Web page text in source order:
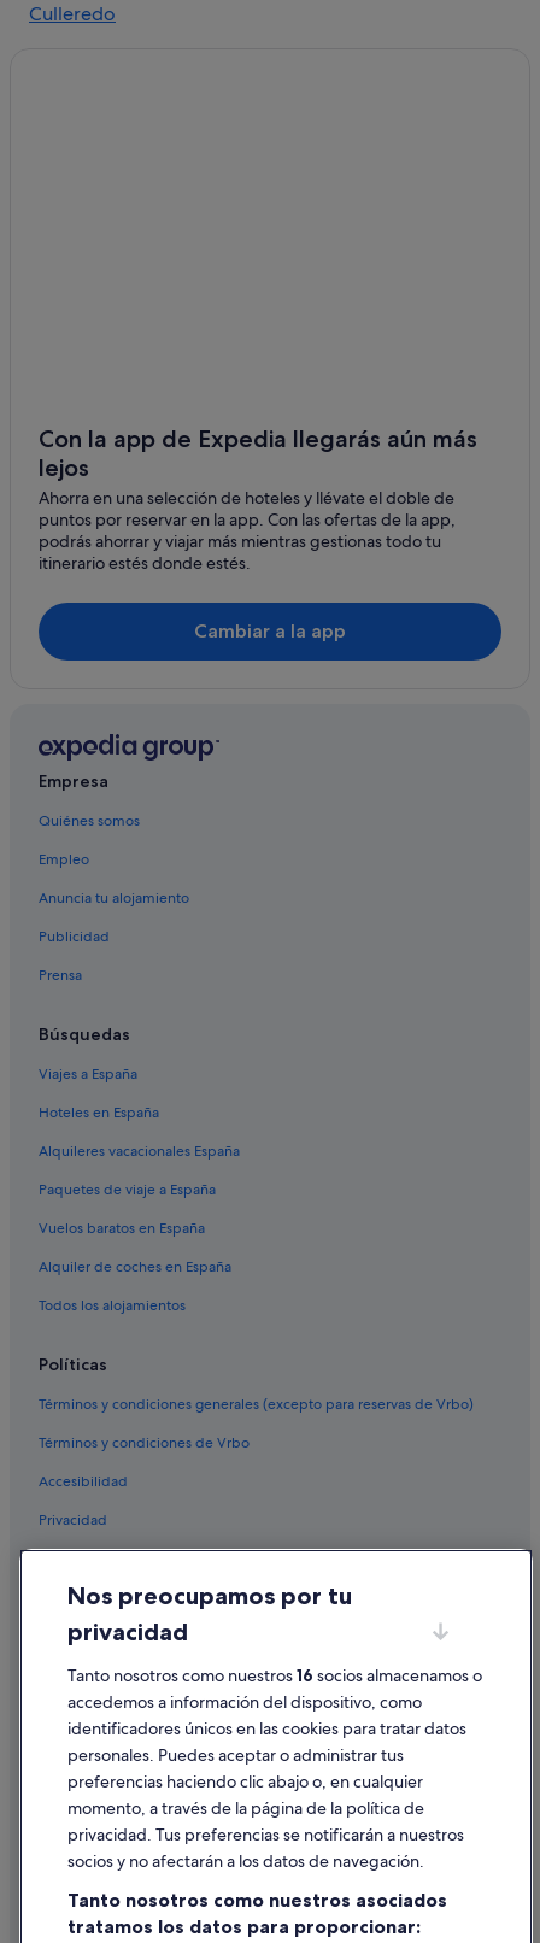
B&B en Oleiros
Chalets en Oleiros
Hoteles de 4 estrellas en Oleiros
Apartamentos en Dorneda
Campings de caravanas en Oleiros
Casas rurales en Maianca
Hoteles con gimnasio en Oleiros
Residences en Oleiros
Hoteles de aventura en Oleiros
Casas de huéspedes en Oleiros
Albergues en Oleiros
Osedo hoteles
Casas rurales en Montrove
Pensiones en Oleiros
Hoteles románticos en Oleiros
Cabañas en Montrove
Moteles en Oleiros
La Coruña hoteles
Nh Hotels en Oleiros
Hoteles en la playa en Oleiros
Hoteles con piscina en Oleiros
Hoteles boutique en Oleiros
Culleredo
Rutis
Maianca
O Temple
Cambre
Con la app de Expedia llegarás aún más
lejos
Ahorra en una selección de hoteles y llévate el doble de
puntos por reservar en la app. Con las ofertas de la app,
podrás ahorrar y viajar más mientras gestionas todo tu
itinerario estés donde estés.
Cambiar a la app
Empresa
Quiénes somos
Empleo
Anuncia tu alojamiento
Publicidad
Prensa
Búsquedas
Viajes a España
Hoteles en España
Alquileres vacacionales España
Paquetes de viaje a España
Vuelos baratos en España
Alquiler de coches en España
Todos los alojamientos
Políticas
Términos y condiciones generales (excepto para reservas de Vrbo)
Términos y condiciones de Vrbo
Accesibilidad
Privacidad
Condiciones de uso
Información legal/contacto
Pautas sobre el contenido y cómo denunciar contenido
Ayuda
Cancelar un vuelo
Cancelar una reserva de hotel o de un alquiler vacacional
Utilizar un cupón de Expedia
Nos preocupamos por tu
privacidad
Tanto nosotros como nuestros16 socios almacenamos o
accedemos a información del dispositivo, como
identificadores únicos en las cookies para tratar datos
personales. Puedes aceptar o administrar tus
preferencias haciendo clic abajo o, en cualquier
momento, a través de la página de la política de
privacidad. Tus preferencias se notificarán a nuestros
socios y no afectarán a los datos de navegación.
Tanto nosotros como nuestros asociados
tratamos los datos para proporcionar: